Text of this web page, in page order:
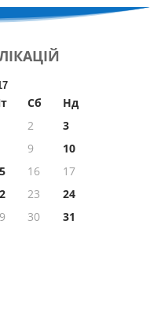
Сб
Нд
2
3
9
10
16
17
23
24
30
31